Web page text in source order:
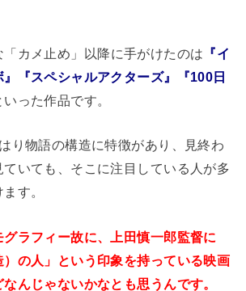
「カメ止め」以降に手がけたのは 『イ
』『スペシャルアクターズ』『100日
いった作品です。
り物語の構造に特徴があり、見終わ
ていても、そこに注目している人が多
す。
グラフィー故に、上田慎一郎監督に
）の人」という印象を持っている映画
んじゃないかなとも思うんです。